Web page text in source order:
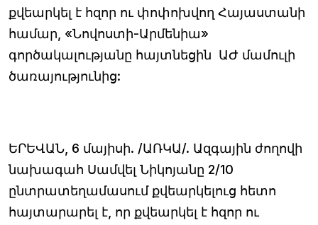
քվեարկել է հզոր ու փոփոխվող Հայաստանի
համար, «Նովոստի-Արմենիա»
գործակալությանը հայտնեցին ԱԺ մամուլի
ծառայությունից:
ԵՐԵՎԱՆ, 6 մայիսի. /ԱՌԿԱ/. Ազգային ժողովի
նախագահ Սամվել Նիկոյանը 2/10
ընտրատեղամասում քվեարկելուց հետո
հայտարարել է, որ քվեարկել է հզոր ու